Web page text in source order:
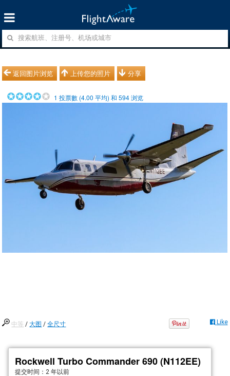
返回图片浏览 上传您的照片 分享
1 投票數 (4.00 平均) 和594浏览
中等 /大图 /全尺寸 Like
Rockwell Turbo Commander 690 (N112EE)
提交时间： 2 年以前